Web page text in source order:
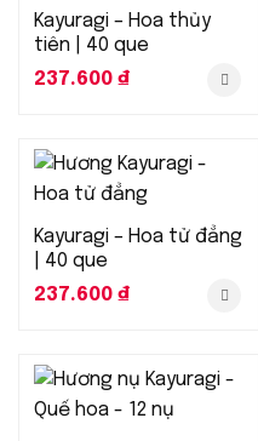
Kayuragi – Hoa thủy
tiên | 40 que
237.600 ₫
Kayuragi – Hoa tử đẳng
| 40 que
237.600 ₫